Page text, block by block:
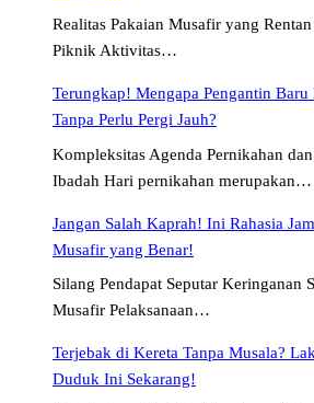
Realitas Pakaian Musafir yang
Piknik Aktivitas…
Terungkap! Mengapa Pengantin Baru
Tanpa Perlu Pergi Jauh?
Kompleksitas Agenda Pernikahan
Ibadah Hari pernikahan merupakan…
Jangan Salah Kaprah! Ini Rahasia
Musafir yang Benar!
Silang Pendapat Seputar Keringanan
Musafir Pelaksanaan…
Terjebak di Kereta Tanpa Musala?
Duduk Ini Sekarang!